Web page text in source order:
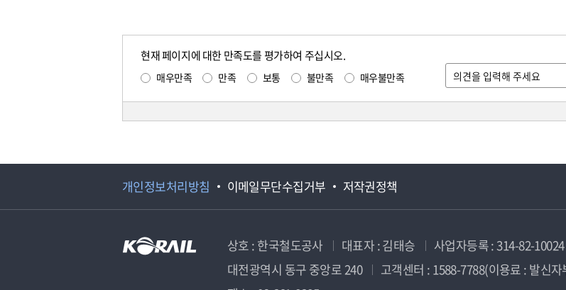
현재 페이지에 대한 만족도를 평가하여 주십시오.
매우만족 만족 보통 불만족 매우불만족
개인정보처리방침 이메일무단수집거부 저작권정책
상호 : 한국철도공사 대표자 : 김태승 사업자등록 : 314-82-10024
대전광역시 동구 중앙로 240
고객센터 : 1588-7788(이용료 : 발신자